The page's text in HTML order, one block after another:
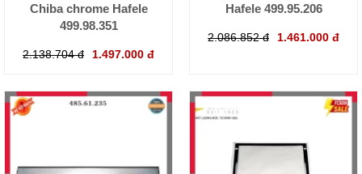
Chiba chrome Hafele
499.98.351
2.138.704 đ 1.497.000 đ
Hafele 499.95.206
2.086.852 đ 1.461.000 đ